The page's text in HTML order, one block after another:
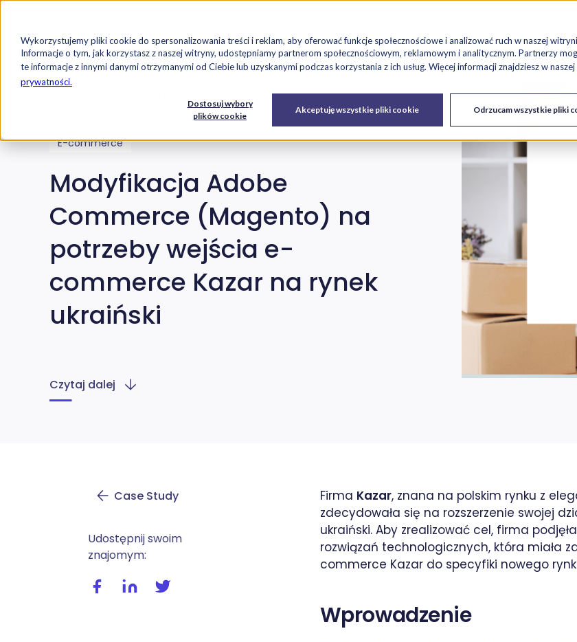
Wykorzystujemy pliki cookie do spersonalizowania treści i reklam, aby oferować funkcje społecznościowe i analizować ruch w naszej
Informacje o tym, jak korzystasz z naszej witryny, udostępniamy partnerom społecznościowym, reklamowym i analitycznym. Partnerzy
te informacje z innymi danymi otrzymanymi od Ciebie lub uzyskanymi podczas korzystania z ich usług. Więcej informacji znajdziesz w naszej
prywatności.
Dostosuj wybory
plików cookie
Akceptuję wszystkie pliki cookie Odrzucam wszystkie pliki
Przejdź do treści
Oferta
E-
commerce
fiskalne
Urządzenia
urządzeń
Case studies Raport RetailTech Blog O nas
E-commerce
Modyfikacja Adobe
Commerce (Magento) na
potrzeby wejścia e-
commerce Kazar na rynek
ukraiński
Czytaj dalej
Case Study
Udostępnij swoim
znajomym:
Udostępnij wpis na facebooku
Udostępnij wpis na linkedIn
Firma Kazar, znana na polskim rynku z
zdecydowała się na rozszerzenie swojej
ukraiński. Aby zrealizować cel, firma
rozwiązań technologicznych, która miała
commerce Kazar do specyfiki nowego
Wprowadzenie